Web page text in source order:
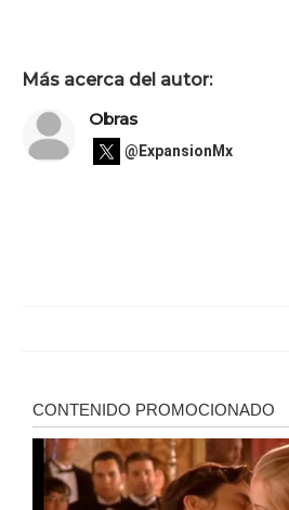
Más acerca del autor:
Obras
@ExpansionMx